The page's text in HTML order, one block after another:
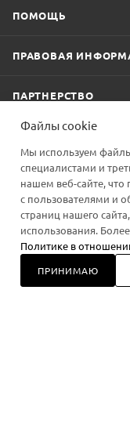
ПОМОЩЬ
ПРАВОВАЯ
ПАРТНЕРСТВО
ПОДПИСАТЬСЯ
+7 918
Файлы cookie
Мы используем
специалистами и
нашем веб-сайте, что
с пользователями и
страниц нашего
использования.
Политике в
ПРИНИМАЮ